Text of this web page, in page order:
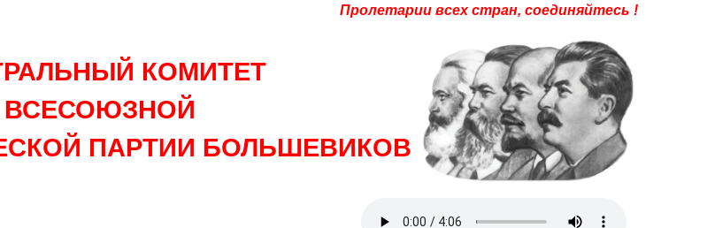
Пролетарии всех стран, соединяйтесь !
КОМИТЕТ
ВСЕСОЮЗНОЙ
ПАРТИИ БОЛЬШЕВИКОВ